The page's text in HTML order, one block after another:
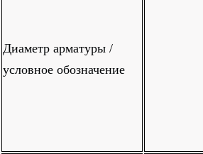
Диаметр арматуры /
условное обозначение